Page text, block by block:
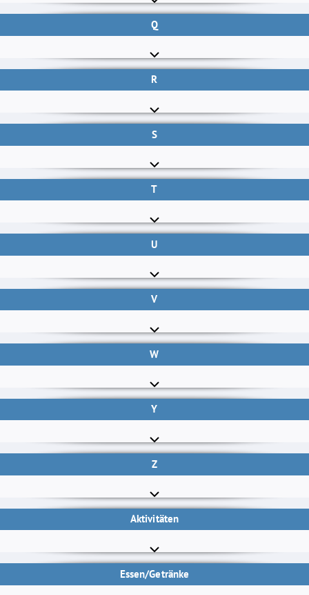
Q
R
S
T
U
V
W
Y
Z
Aktivitäten
Essen/Getränke